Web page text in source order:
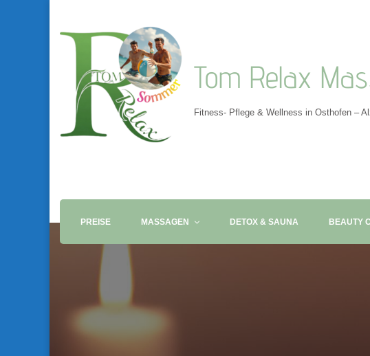
Tom Relax
Fitness- Pflege & Wellness in Osthofen –
PREISE MASSAGEN DETOX & SAUNA BEAUTY